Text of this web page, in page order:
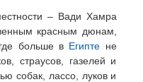
– Вади Хамра
красным дюнам,
больше в Египте не
страусов, газелей и
собак, лассо, луков и